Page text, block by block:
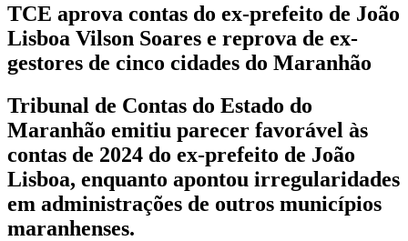
TCE aprova contas do ex-prefeito de João
Lisboa Vilson Soares e reprova de ex-
gestores de cinco cidades do Maranhão
Tribunal de Contas do Estado do
Maranhão emitiu parecer favorável às
contas de 2024 do ex-prefeito de João
Lisboa, enquanto apontou irregularidades
em administrações de outros municípios
maranhenses.